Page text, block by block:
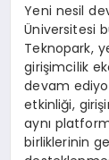
Yeni nesil
Üniversitesi
Teknopark,
girişimcilik
devam
etkinliği,
aynı
birliklerinin